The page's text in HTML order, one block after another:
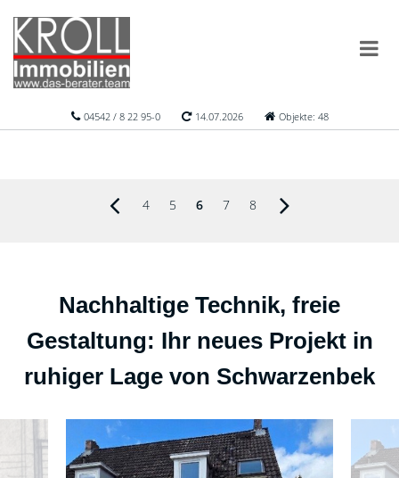
04542 / 8 22 95-0 14.07.2026 Objekte: 48
4 5 6 7 8
Nachhaltige Technik, freie
Gestaltung: Ihr neues Projekt in
ruhiger Lage von Schwarzenbek